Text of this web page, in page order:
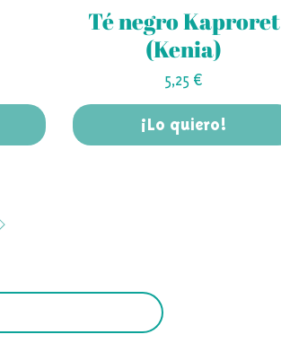
Té negro Kaproret
(Kenia)
Precio
5,25 €
¡Lo quiero!